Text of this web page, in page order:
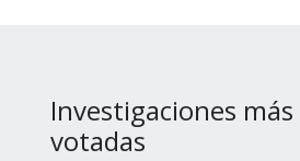
Investigaciones más
votadas